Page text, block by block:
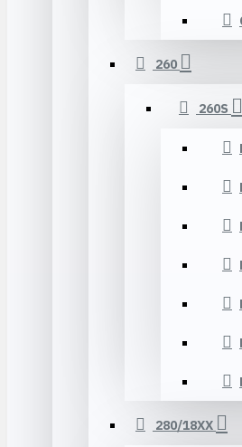
260
260S
280/18XX